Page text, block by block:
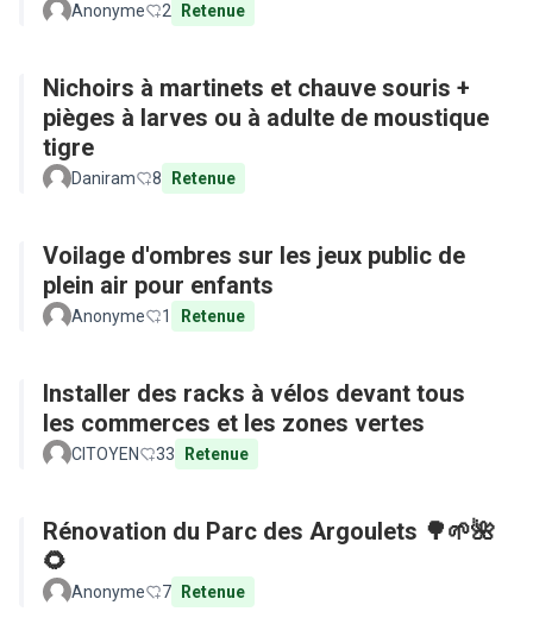
Anonyme 2 Retenue
Nichoirs à martinets et chauve souris +
pièges à larves ou à adulte de moustique
tigre
Daniram 8 Retenue
Voilage d'ombres sur les jeux public de
plein air pour enfants
Anonyme 1 Retenue
Installer des racks à vélos devant tous
les commerces et les zones vertes
CITOYEN 33 Retenue
Rénovation du Parc des Argoulets 🌳🌱🌺
🌻
Anonyme 7 Retenue